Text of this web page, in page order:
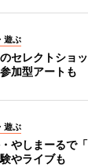
遊ぶ
セレクトショ
加型アートも
遊ぶ
やしまーるで
やライブも